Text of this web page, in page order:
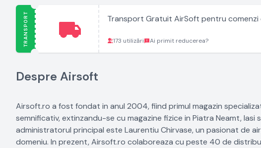
TRANSPORT Transport Gratuit AirSoft pentru comenzi
173 utilizări Ai primit reducerea?
Despre Airsoft
Airsoft.ro a fost fondat in anul 2004, fiind primul magazin
semnificativ, extinzandu-se cu magazine fizice in Piatra Neamt,
administratorul principal este Laurentiu Chirvase, un pasionat de
domeniu. In prezent, Airsoft.ro colaboreaza cu peste 40 de